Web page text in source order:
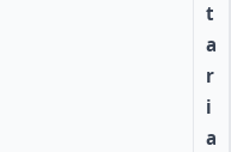
t
a
r
i
a